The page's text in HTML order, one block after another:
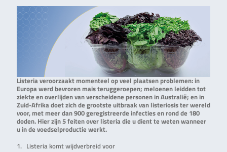
Listeria veroorzaakt momenteel op veel plaatsen problemen: in
Europa werd bevroren mais teruggeroepen; meloenen leidden tot
ziekte en overlijden van verscheidene personen in Australië; en in
Zuid-Afrika doet zich de grootste uitbraak van listeriosis ter wereld
voor, met meer dan 900 geregistreerde infecties en rond de 180
doden. Hier zijn 5 feiten over listeria die u dient te weten wanneer
u in de voedselproductie werkt.
1. Listeria komt wijdverbreid voor